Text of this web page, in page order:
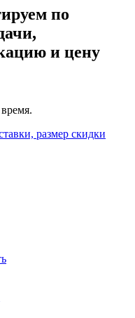
по
и цену
размер скидки